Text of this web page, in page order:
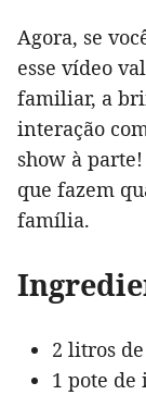
Agora, se
esse vídeo
familiar, a
interação
show à
que fazem
família.
2 litros
1 pote